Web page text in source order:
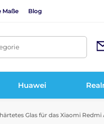
Maße Blog
Huawei
Glas für das Xiaomi Redmi